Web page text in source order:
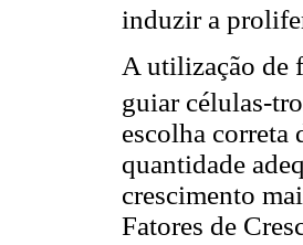
induzir a
A utilização de
guiar células-
escolha correta
quantidade
crescimento
Fatores de